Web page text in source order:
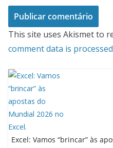
This site uses Akismet to
comment data is
Excel: Vamos “brincar” às